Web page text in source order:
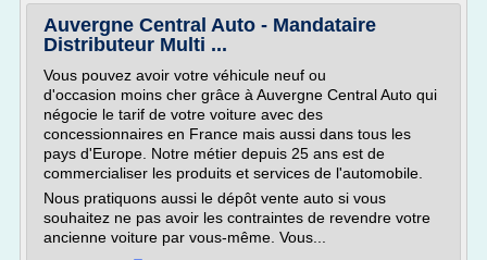
Auvergne Central Auto - Mandataire
Distributeur Multi ...
Vous pouvez avoir votre véhicule neuf ou
d'occasion moins cher grâce à Auvergne Central Auto qui
négocie le tarif de votre voiture avec des
concessionnaires en France mais aussi dans tous les
pays d'Europe. Notre métier depuis 25 ans est de
commercialiser les produits et services de l'automobile.
Nous pratiquons aussi le dépôt vente auto si vous
souhaitez ne pas avoir les contraintes de revendre votre
ancienne voiture par vous-même. Vous...